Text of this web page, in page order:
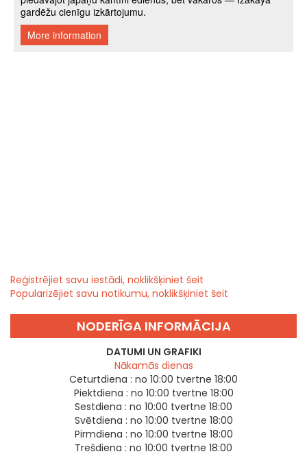
Reģistrējiet savu iestādi, noklikšķiniet šeit
Popularizējiet savu notikumu, noklikšķiniet šeit
NODERĪGA INFORMĀCIJA
DATUMI UN GRAFIKI
Nākamās dienas
Ceturtdiena : no 10:00 tvertne 18:00
Piektdiena : no 10:00 tvertne 18:00
Sestdiena : no 10:00 tvertne 18:00
Svētdiena : no 10:00 tvertne 18:00
Pirmdiena : no 10:00 tvertne 18:00
Trešdiena : no 10:00 tvertne 18:00